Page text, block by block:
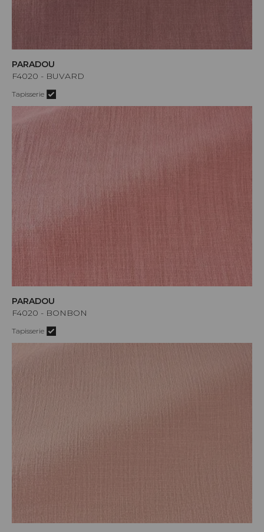
PARADOU
F4020 - BUVARD
Tapisserie
PARADOU
F4020 - BONBON
Tapisserie